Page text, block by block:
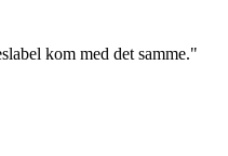
kom med det samme."